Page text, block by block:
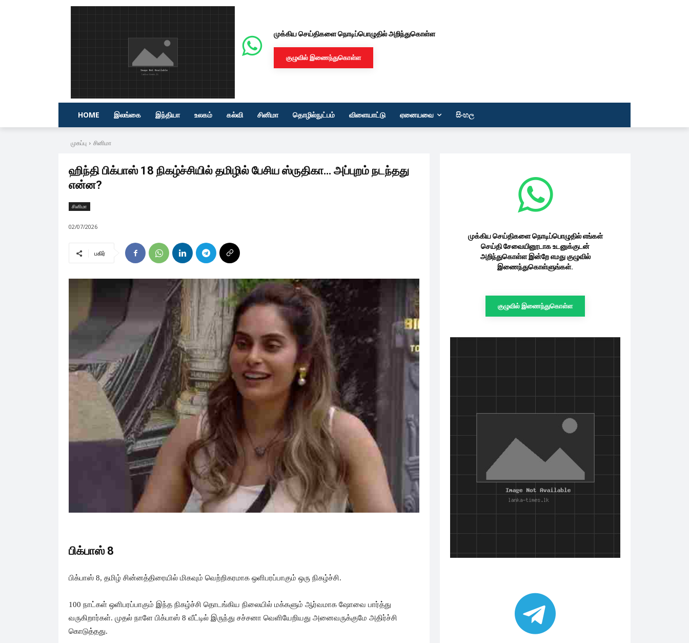
முக்கிய செய்திகளை நொடிப்பொழுதில் அறிந்துகொள்ள
குழுவில் இணைந்துகொள்ள
HOME இலங்கை இந்தியா உலகம் கல்வி சினிமா தொழில்நுட்பம் விளையாட்டு ஏனையவை සිංහල
முகப்பு சினிமா
ஹிந்தி பிக்பாஸ் 18 நிகழ்ச்சியில் தமிழில் பேசிய ஸ்ருதிகா… அப்புறம் நடந்தது
என்ன?
சினிமா
02/07/2026
பகிர்
பிக்பாஸ் 8
பிக்பாஸ் 8, தமிழ் சின்னத்திரையில் மிகவும் வெற்றிகரமாக ஒளிபரப்பாகும் ஒரு நிகழ்ச்சி.
100 நாட்கள் ஒளிபரப்பாகும் இந்த நிகழ்ச்சி தொடங்கிய நிலையில் மக்களும் ஆர்வமாக ஷோவை பார்த்து
வருகிறார்கள். முதல் நாளே பிக்பாஸ் 8 வீட்டில் இருந்து சச்சனா வெளியேறியது அனைவருக்குமே அதிர்ச்சி
கொடுத்தது.
முக்கிய செய்திகளை நொடிப்பொழுதில் எங்கள்
செய்தி சேவையினூடாக உடனுக்குடன்
அறிந்துகொள்ள இன்றே எமது குழுவில்
இணைந்துகொள்ளுங்கள்.
குழுவில் இணைந்துகொள்ள